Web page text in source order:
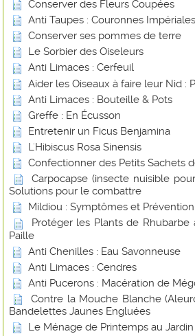
Conserver des Fleurs Coupées
Anti Taupes : Couronnes Impériales
Conserver ses pommes de terre
Le Sorbier des Oiseleurs
Anti Limaces : Cerfeuil
Aider les Oiseaux à faire leur Nid :
Anti Limaces : Bouteille & Pots
Greffe : En Écusson
Entretenir un Ficus Benjamina
L'Hibiscus Rosa Sinensis
Confectionner des Petits Sachets
Carpocapse (insecte nuisible
Solutions pour le combattre
Mildiou : Symptômes et Prévention
Protéger les Plants de
Paille
Anti Chenilles : Eau Savonneuse
Anti Limaces : Cendres
Anti Pucerons : Macération de
Contre la Mouche Blanche
Bandelettes Jaunes Engluées
Le Ménage de Printemps au Jardin